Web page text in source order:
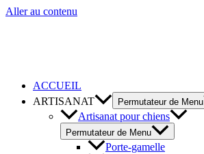
Aller au contenu
ACCUEIL
ARTISANAT
Permutateur de Menu
Artisanat pour chiens
Permutateur de Menu
Porte-gamelle